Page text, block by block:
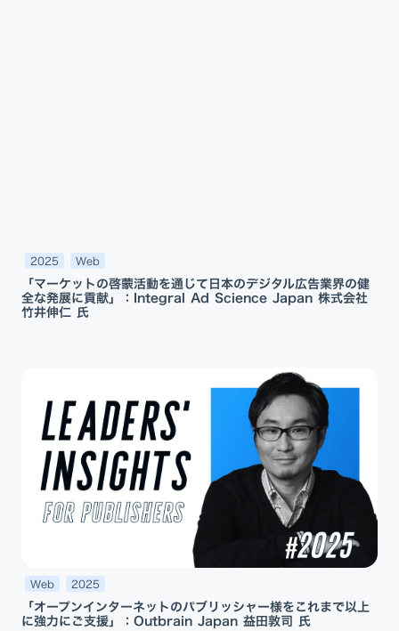
2025 Web
「マーケットの啓蒙活動を通じて日本のデジタル広告業界の健
全な発展に貢献」：Integral Ad Science Japan 株式会社
竹井伸仁 氏
Web 2025
「オープンインターネットのパブリッシャー様をこれまで以上
に強力にご支援」：Outbrain Japan 益田敦司 氏